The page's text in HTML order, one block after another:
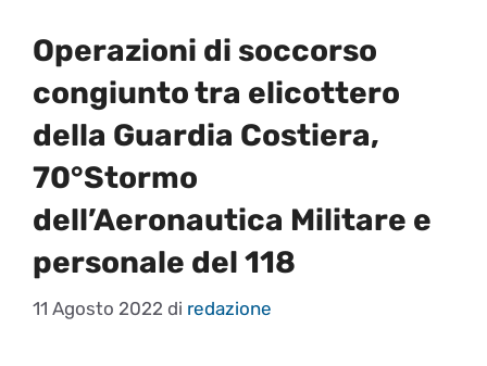
Operazioni di soccorso
congiunto tra elicottero
della Guardia Costiera,
70°Stormo
dell’Aeronautica Militare e
personale del 118
11 Agosto 2022 di redazione